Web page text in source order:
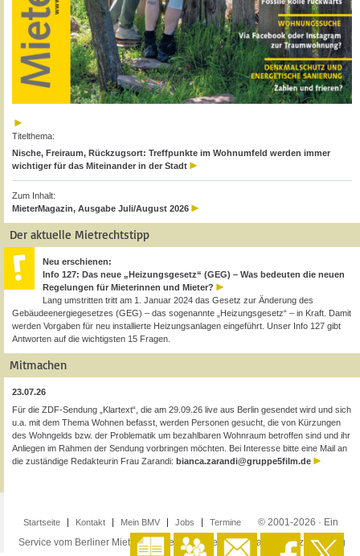
Titelthema:
Nische, Freiraum, Rückzugsort: Treffpunkte im Wohnumfeld werden immer
wichtiger für das Miteinander in der Stadt
Zum Inhalt:
MieterMagazin, Ausgabe Juli/August 2026
Der aktuelle Mietrechtstipp
Neu erschienen:
Info 127: Das neue „Heizungsgesetz“ (GEG) – Was bedeuten die neuen
Regelungen für Mieterinnen und Mieter?
Lang umstritten tritt am 1. Januar 2024 das Gesetz zur Änderung des
Gebäudeenergiegesetzes (GEG) – das sogenannte „Heizungsgesetz“ – in Kraft. Damit
werden Vorgaben für neu installierte Heizungsanlagen eingeführt. Unser Info 127 gibt
Antworten auf die wichtigsten 15 Fragen.
Mitmachen
23.07.26
Für die ZDF-Sendung „Klartext“, die am 29.09.26 live aus Berlin gesendet wird und sich
u.a. mit dem Thema Wohnen befasst, werden Personen gesucht, die von Kürzungen
des Wohngelds bzw. der Problematik um bezahlbaren Wohnraum betroffen sind und ihr
Anliegen im Rahmen der Sendung vorbringen möchten. Bei Interesse bitte eine Mail an
die zuständige Redakteurin Frau Zarandi: bianca.zarandi@gruppe5film.de
Startseite Kontakt Mein BMV Jobs Termine
© 2001-2026 · Ein
Service vom Berliner Mieterverein e.V. ·Impressum·Datenschutzerklärung